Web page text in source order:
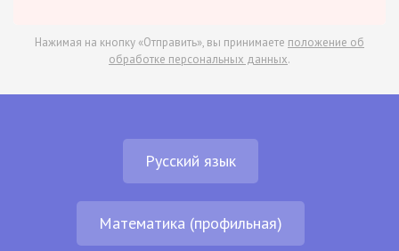
Нажимая на кнопку «Отправить», вы принимаете положение об
обработке персональных данных.
Русский язык
Математика (профильная)